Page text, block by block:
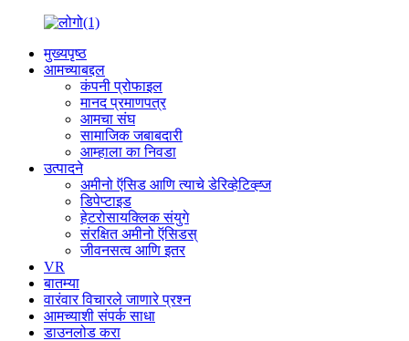
मुख्यपृष्ठ
आमच्याबद्दल
कंपनी प्रोफाइल
मानद प्रमाणपत्र
आमचा संघ
सामाजिक जबाबदारी
आम्हाला का निवडा
उत्पादने
अमीनो ऍसिड आणि त्याचे डेरिव्हेटिव्ह्ज
डिपेप्टाइड
हेटरोसायक्लिक संयुगे
संरक्षित अमीनो ऍसिडस्
जीवनसत्व आणि इतर
VR
बातम्या
वारंवार विचारले जाणारे प्रश्न
आमच्याशी संपर्क साधा
डाउनलोड करा